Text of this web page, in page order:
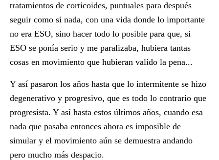
tratamientos de corticoides, puntuales para después
seguir como si nada, con una vida donde lo importante
no era ESO, sino hacer todo lo posible para que, si
ESO se ponía serio y me paralizaba, hubiera tantas
cosas en movimiento que hubieran valido la pena...
Y así pasaron los años hasta que lo intermitente se hizo
degenerativo y progresivo, que es todo lo contrario que
progresista. Y así hasta estos últimos años, cuando esa
nada que pasaba entonces ahora es imposible de
simular y el movimiento aún se demuestra andando
pero mucho más despacio.